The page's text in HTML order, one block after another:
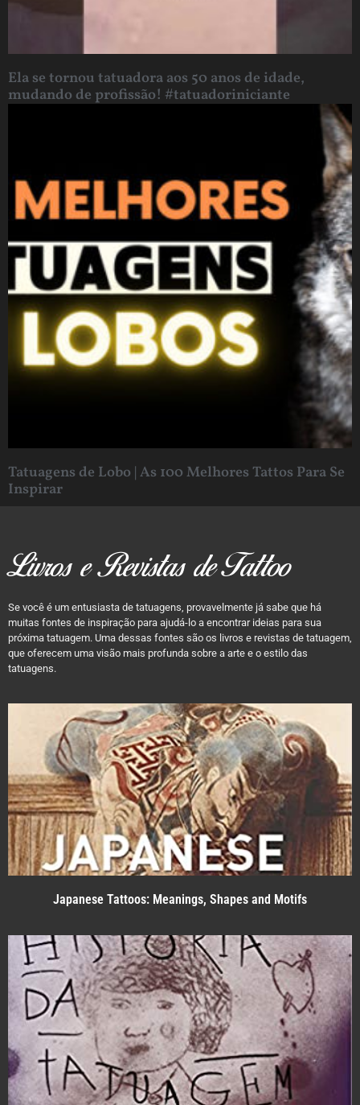
Ela se tornou tatuadora aos 50 anos de idade,
mudando de profissão! #tatuadoriniciante
Tatuagens de Lobo | As 100 Melhores Tattos Para Se
Inspirar
Livros e Revistas de Tattoo
Se você é um entusiasta de tatuagens, provavelmente já sabe que há
muitas fontes de inspiração para ajudá-lo a encontrar ideias para sua
próxima tatuagem. Uma dessas fontes são os livros e revistas de tatuagem,
que oferecem uma visão mais profunda sobre a arte e o estilo das
tatuagens.
Japanese Tattoos: Meanings, Shapes and Motifs